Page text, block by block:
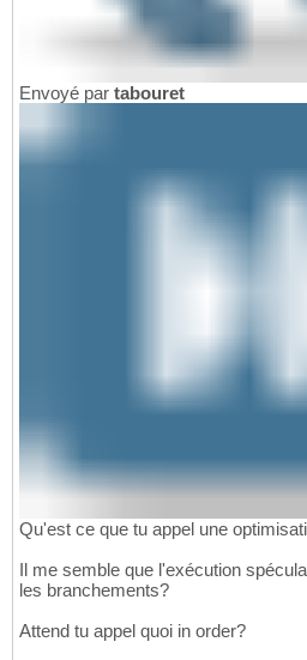
Envoyé par tabouret
Qu'est ce que tu appel une
Il me semble que l'exécution
les branchements?
Attend tu appel quoi in order?